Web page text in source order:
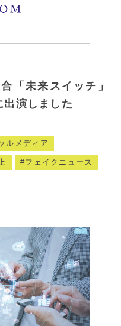
「未来スイッチ」
出演しました
ルメディア
フェイクニュース